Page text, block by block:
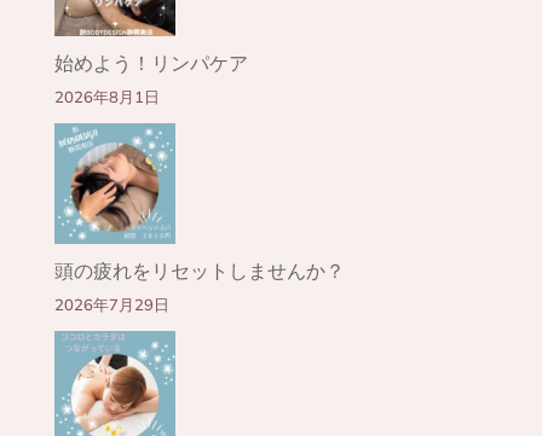
始めよう！リンパケア
2026年8月1日
頭の疲れをリセットしませんか？
2026年7月29日